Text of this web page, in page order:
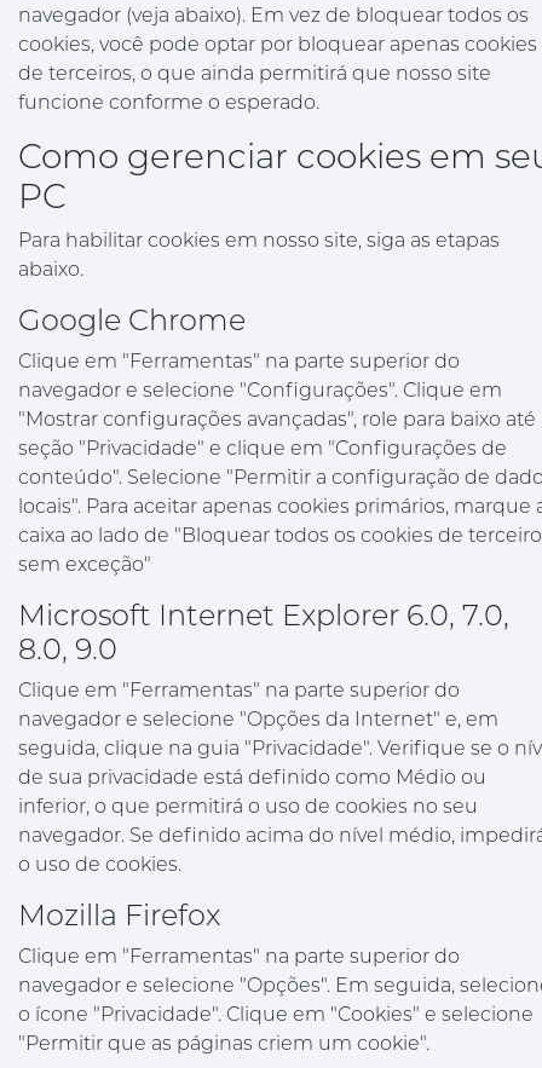
navegador (veja abaixo). Em vez de bloquear todos os
cookies, você pode optar por bloquear apenas cookies
de terceiros, o que ainda permitirá que nosso site
funcione conforme o esperado.
Como gerenciar cookies em
PC
Para habilitar cookies em nosso site, siga as etapas
abaixo.
Google Chrome
Clique em "Ferramentas" na parte superior do
navegador e selecione "Configurações". Clique em
"Mostrar configurações avançadas", role para baixo até
seção "Privacidade" e clique em "Configurações de
conteúdo". Selecione "Permitir a configuração de
locais". Para aceitar apenas cookies primários, marque
caixa ao lado de "Bloquear todos os cookies de
sem exceção"
Microsoft Internet Explorer 6.0, 7.0,
8.0, 9.0
Clique em "Ferramentas" na parte superior do
navegador e selecione "Opções da Internet" e, em
seguida, clique na guia "Privacidade". Verifique se o
de sua privacidade está definido como Médio ou
inferior, o que permitirá o uso de cookies no seu
navegador. Se definido acima do nível médio,
o uso de cookies.
Mozilla Firefox
Clique em "Ferramentas" na parte superior do
navegador e selecione "Opções". Em seguida,
o ícone "Privacidade". Clique em "Cookies" e selecione
"Permitir que as páginas criem um cookie".